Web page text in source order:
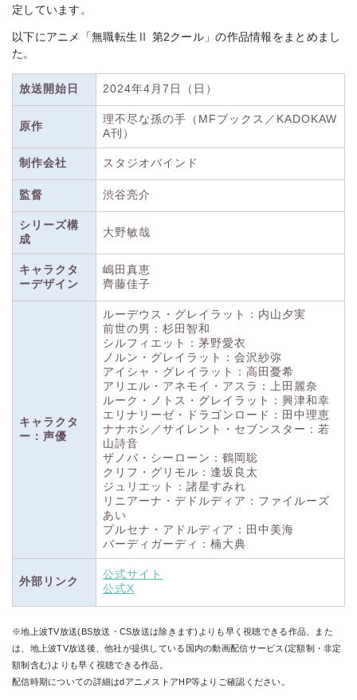
定しています。
以下にアニメ「無職転生Ⅱ 第2クール」の作品情報をまとめまし
た。
放送開始日 2024年4月7日（日）
原作
理不尽な孫の手（MFブックス／KADOKAW
A刊）
制作会社 スタジオバインド
監督 渋谷亮介
シリーズ構
成
大野敏哉
キャラクタ
ーデザイン
嶋田真恵
齊藤佳子
キャラクタ
ー：声優
ルーデウス・グレイラット：内山夕実
前世の男：杉田智和
シルフィエット：茅野愛衣
ノルン・グレイラット：会沢紗弥
アイシャ・グレイラット：高田憂希
アリエル・アネモイ・アスラ：上田麗奈
ルーク・ノトス・グレイラット：興津和幸
エリナリーゼ・ドラゴンロード：田中理恵
ナナホシ／サイレント・セブンスター：若
山詩音
ザノバ・シーローン：鶴岡聡
クリフ・グリモル：逢坂良太
ジュリエット：諸星すみれ
リニアーナ・デドルディア：ファイルーズ
あい
プルセナ・アドルディア：田中美海
バーディガーディ：楠大典
外部リンク
公式サイト
公式X
※地上波TV放送(BS放送・CS放送は除きます)よりも早く視聴できる作品、また
は、地上波TV放送後、他社が提供している国内の動画配信サービス(定額制・非定
額制含む)よりも早く視聴できる作品。
配信時期についての詳細はdアニメストアHP等よりご確認ください。